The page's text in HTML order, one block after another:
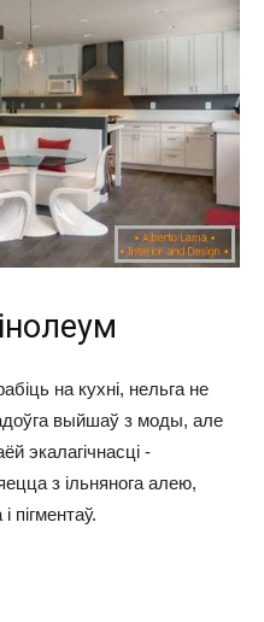
на кухні, нельга не
выйшаў з моды, але
экалагічнасці -
з ільнянога алею,
пігментаў.